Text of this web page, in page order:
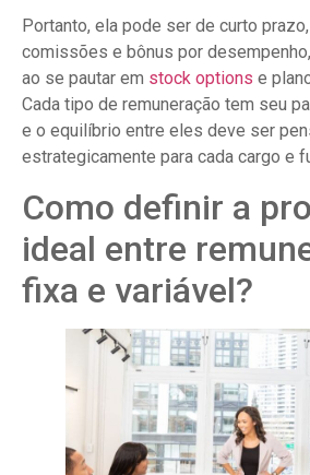
Portanto, ela pode ser de curto
comissões e bônus por
ao se pautar em stock options e
Cada tipo de remuneração tem seu
e o equilíbrio entre eles deve ser
estrategicamente para cada cargo e
Como definir a
ideal entre
fixa e variável?